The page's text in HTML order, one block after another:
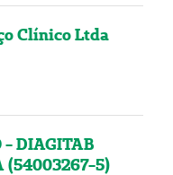
Clínico Ltda
- DIAGITAB
(54003267-5)